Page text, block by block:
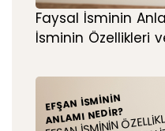
Faysal İsminin
İsminin Özellikleri
EFŞAN İSMININ
ANLAMI NEDIR?